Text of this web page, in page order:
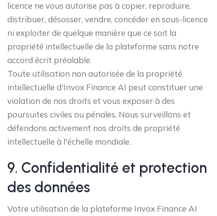
licence ne vous autorise pas à copier, reproduire,
distribuer, désosser, vendre, concéder en sous-licence
ni exploiter de quelque manière que ce soit la
propriété intellectuelle de la plateforme sans notre
accord écrit préalable.
Toute utilisation non autorisée de la propriété
intellectuelle d'Invox Finance AI peut constituer une
violation de nos droits et vous exposer à des
poursuites civiles ou pénales. Nous surveillons et
défendons activement nos droits de propriété
intellectuelle à l'échelle mondiale.
9. Confidentialité et protection
des données
Votre utilisation de la plateforme Invox Finance AI